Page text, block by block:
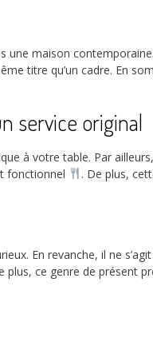
une maison
titre qu’un cadre. En
service original
à votre table. Par
fonctionnel
. De plus,
En revanche, il ne
plus, ce genre de présent